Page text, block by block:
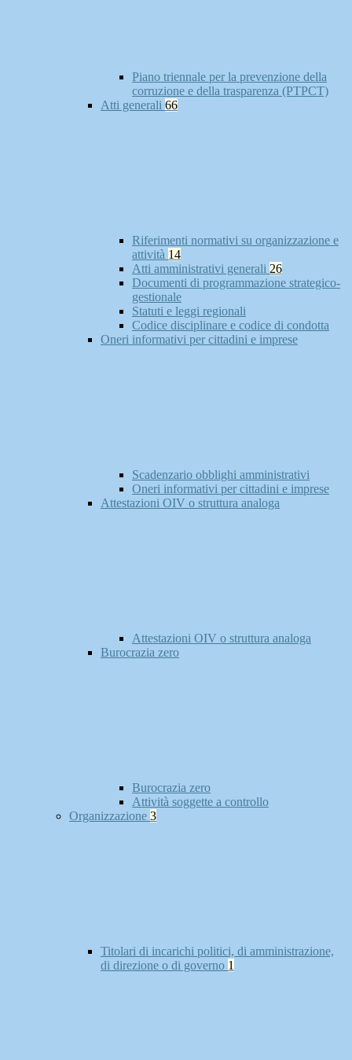
Piano triennale per la prevenzione della
corruzione e della trasparenza (PTPCT)
Atti generali 66
Riferimenti normativi su organizzazione e
attività 14
Atti amministrativi generali 26
Documenti di programmazione strategico-
gestionale
Statuti e leggi regionali
Codice disciplinare e codice di condotta
Oneri informativi per cittadini e imprese
Scadenzario obblighi amministrativi
Oneri informativi per cittadini e imprese
Attestazioni OIV o struttura analoga
Attestazioni OIV o struttura analoga
Burocrazia zero
Burocrazia zero
Attività soggette a controllo
Organizzazione 3
Titolari di incarichi politici, di amministrazione,
di direzione o di governo 1